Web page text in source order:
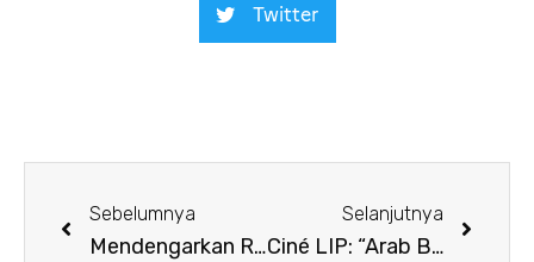
Twitter
Sebelumnya
Mendengarkan Rimpang – Efek Rumah Kaca
Selanjutnya
Ciné LIP: “Arab Blues”